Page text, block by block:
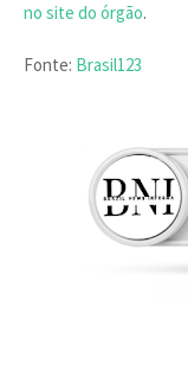
no site do órgão.
Fonte: Brasil123